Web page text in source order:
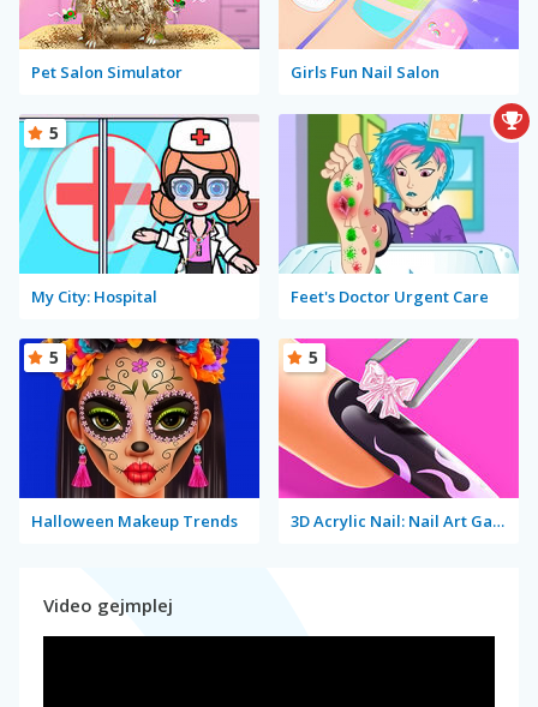
Pet Salon Simulator Girls Fun Nail Salon
My City: Hospital
5
Feet's Doctor Urgent Care
Halloween Makeup Trends
5
3D Acrylic Nail: Nail Art Game
5
Video gejmplej